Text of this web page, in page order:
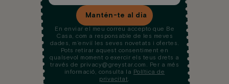
Mantén-te al dia
En enviar el meu correu accepto que Be
Casa, com a responsable de les meves
dades, m’enviï les seves novetats i ofertes.
Pots retirar aquest consentiment en
qualsevol moment o exercir els teus drets a
través de privacy@greystar.com. Per a més
informació, consulta la Política de
privacitat.